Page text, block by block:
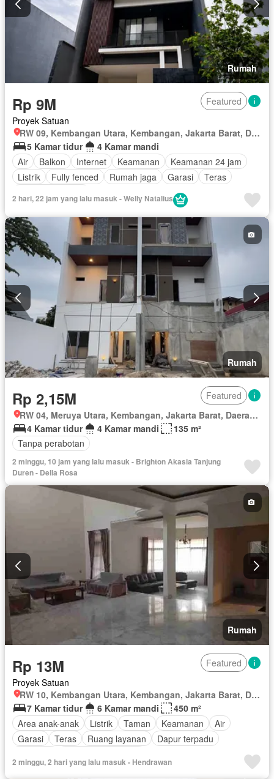
Rumah
Rp 9M
Featured
Proyek Satuan
RW 09, Kembangan Utara, Kembangan, Jakarta Barat, Daerah Khusus Ibukota Jakarta
5 Kamar tidur
4 Kamar mandi
Air
Balkon Internet Keamanan
Keamanan 24 jam
Listrik
Fully fenced Rumah jaga Garasi
Teras
2 hari, 22 jam yang lalu masuk - Welly Natalius
Rumah
Rp 2,15M
Featured
RW 04, Meruya Utara, Kembangan, Jakarta Barat, Daerah Khusus Ibukota Jakarta
4 Kamar tidur
4 Kamar mandi
135 m²
Tanpa perabotan
2 minggu, 10 jam yang lalu masuk - Brighton Akasia Tanjung
Duren - Della Rosa
Rumah
Rp 13M
Featured
Proyek Satuan
RW 10, Kembangan Utara, Kembangan, Jakarta Barat, Daerah Khusus Ibukota Jakarta
7 Kamar tidur
6 Kamar mandi
450 m²
Area anak-anak
Listrik Taman Keamanan
Air
Garasi
Teras Ruang layanan
Dapur terpadu
2 minggu, 2 hari yang lalu masuk - Hendrawan